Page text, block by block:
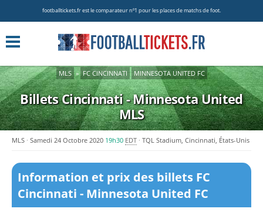
footballtickets.fr est le comparateur nº1 pour les places de matchs de foot.
MLS » FC CINCINNATI MINNESOTA UNITED FC
Billets Cincinnati - Minnesota United
MLS
MLS Samedi 24 Octobre 2020 19h30 EDT TQL Stadium, Cincinnati, États-Unis
Information et prix des billets FC
Cincinnati - Minnesota United FC